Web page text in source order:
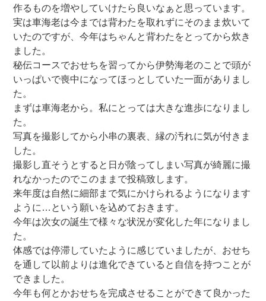
作るものを増やしていけたら良いなぁと思っています。
実は車海老は今までは背わたを取れずにそのまま炊いて
いたのですが、今年はちゃんと背わたをとってから炊き
ました。
秘伝コースでおせちを習ってから伊勢海老のことで頭が
いっぱいで喪中になってほっとしていた一面がありまし
た。
まずは車海老から。私にとっては大きな進歩になりまし
た。
写真を撮影してから小串の裏表、縁の汚れに気が付きま
した。
撮影し直そうとすると日が陰ってしまい写真が綺麗に撮
れなかったのでこのままで投稿致します。
来年度は自然に細部まで気にかけられるようになります
ように…という願いを込めておきます。
今年は次女の誕生で様々な状況が変化した年になりまし
た。
体感では停滞していたように感じていましたが、おせち
を通して以前よりは進化できていると自信を持つことが
できました。
今年も何とかおせちを完成させることができて良かった